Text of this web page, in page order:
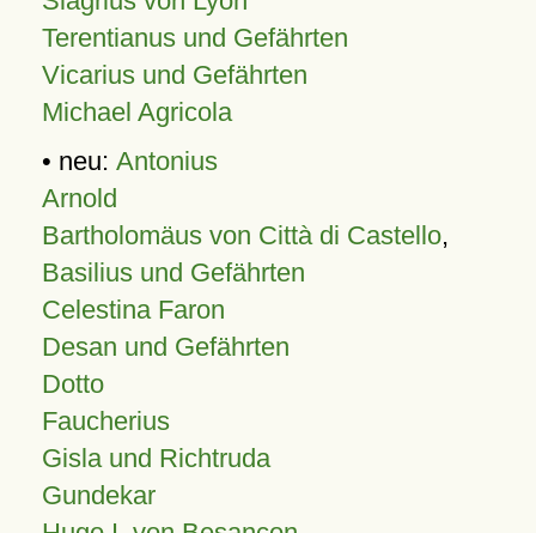
Terentianus und Gefährten
Vicarius und Gefährten
Michael Agricola
• neu: Antonius
Arnold
Bartholomäus von Città di Castello,
Basilius und Gefährten
Celestina Faron
Desan und Gefährten
Dotto
Faucherius
Gisla und Richtruda
Gundekar